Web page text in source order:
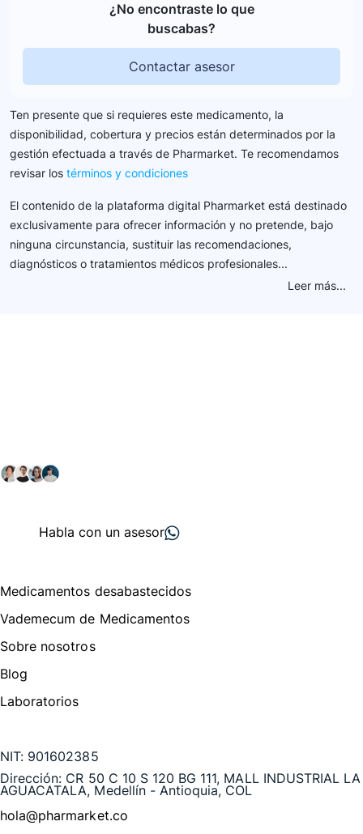
¿No encontraste lo que
buscabas?
Contactar asesor
Ten presente que si requieres este medicamento, la
disponibilidad, cobertura y precios están determinados por la
gestión efectuada a través de Pharmarket. Te recomendamos
revisar los términos y condiciones
El contenido de la plataforma digital Pharmarket está destinado
exclusivamente para ofrecer información y no pretende, bajo
ninguna circunstancia, sustituir las recomendaciones,
diagnósticos o tratamientos médicos profesionales...
Leer más...
Habla con un asesor
Medicamentos desabastecidos
Vademecum de Medicamentos
Sobre nosotros
Blog
Laboratorios
NIT: 901602385
Dirección: CR 50 C 10 S 120 BG 111, MALL INDUSTRIAL LA
AGUACATALA, Medellín - Antioquia, COL
hola@pharmarket.co